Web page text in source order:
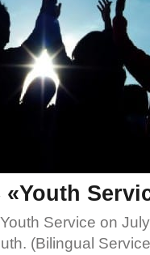
Service on
(Bilingual